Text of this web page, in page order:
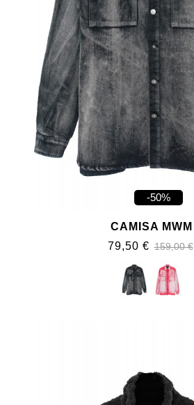
-50%
CAMISA MWM
79,50 € 159,00 €